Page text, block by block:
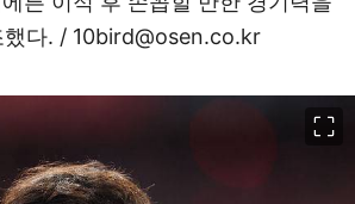
했다. / 10bird@osen.co.kr